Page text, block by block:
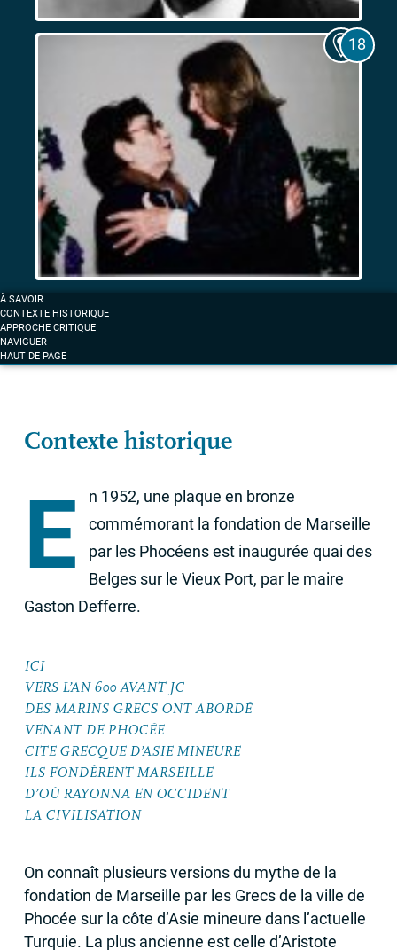
Les
et
de
1922.
Entre
fascination
résistance
Femmes
et
anticolonialisme
à
Marseille
À SAVOIR
CONTEXTE HISTORIQUE
APPROCHE CRITIQUE
NAVIGUER
HAUT DE PAGE
Contexte historique
E
n 1952, une plaque en bronze
commémorant la fondation de Marseille
par les Phocéens est inaugurée quai des
Belges sur le Vieux Port, par le maire
Gaston Defferre.
ICI
VERSL’AN600 AVANT JC
DES MARINS GRECS ONT ABORDÉ
VENANT DE PHOCÉE
CITE GRECQUED’ASIE MINEURE
ILS FONDÈRENT MARSEILLE
D’OÙRAYONNA EN OCCIDENT
LA CIVILISATION
On connaît plusieurs versions du mythe de la
fondation de Marseille par les Grecs de la ville de
Phocée sur la côte d’Asie mineure dans l’actuelle
Turquie. La plus ancienne est celle d’Aristote